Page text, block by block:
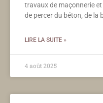
travaux de maçonnerie et
de percer du béton, de la
LIRE LA SUITE »
4 août 2025